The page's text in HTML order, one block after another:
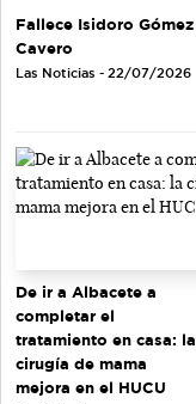
Fallece Isidoro Gómez
Cavero
Las Noticias - 22/07/2026
De ir a Albacete a
completar el
tratamiento en casa: la
cirugía de mama
mejora en el HUCU